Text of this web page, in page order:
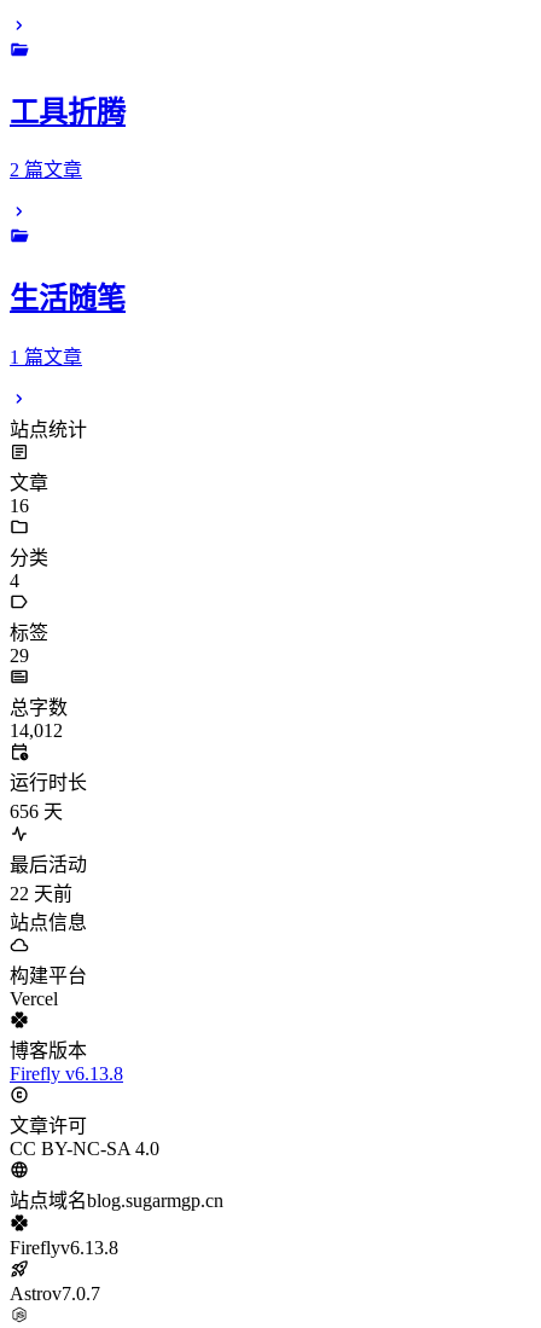
工具折腾
2 篇文章
生活随笔
1 篇文章
站点统计
文章
16
分类
4
标签
29
总字数
14,012
运行时长
656 天
最后活动
22 天前
站点信息
构建平台
Vercel
博客版本
Firefly v6.13.8
文章许可
CC BY-NC-SA 4.0
站点域名blog.sugarmgp.cn
Fireflyv6.13.8
Astrov7.0.7